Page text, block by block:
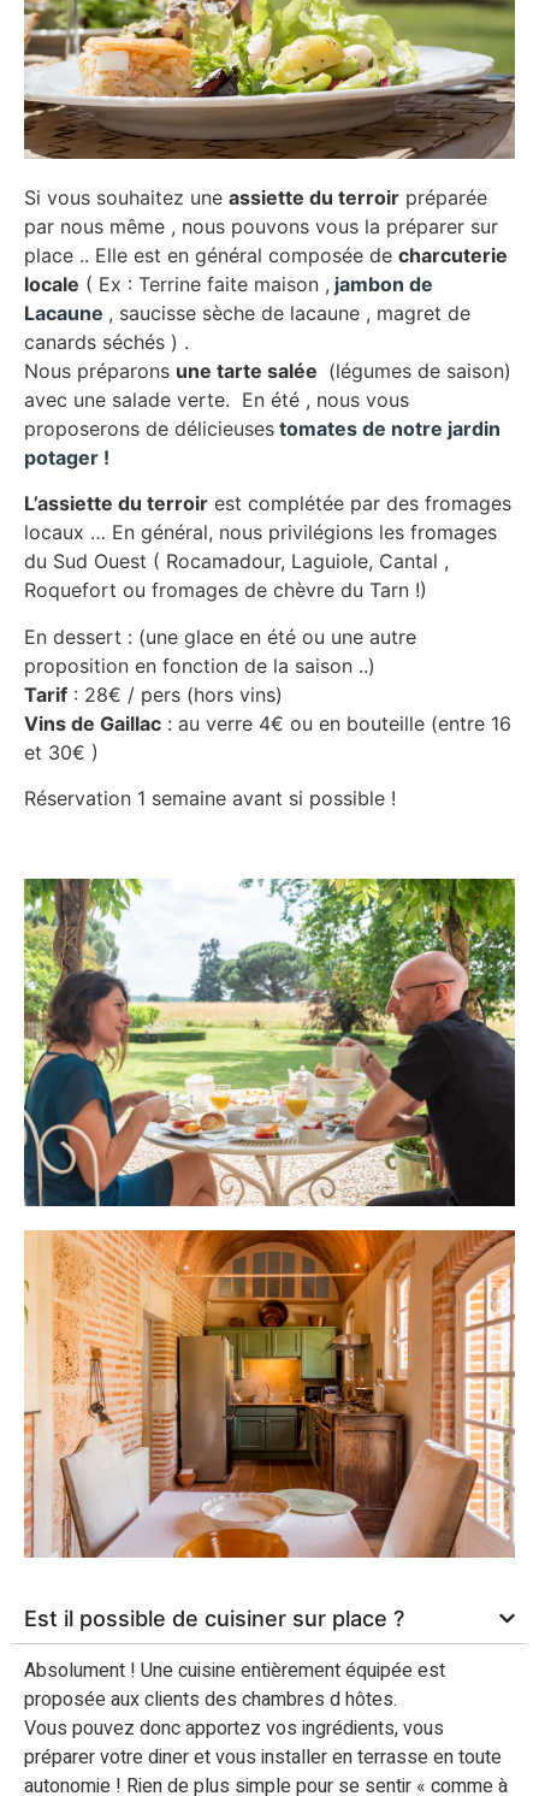
Si vous souhaitez une assiette du terroir préparée
par nous même , nous pouvons vous la préparer sur
place .. Elle est en général composée de charcuterie
locale ( Ex : Terrine faite maison , jambon de
Lacaune , saucisse sèche de lacaune , magret de
canards séchés ) .
Nous préparons une tarte salée (légumes de saison)
avec une salade verte. En été , nous vous
proposerons de délicieuses tomates de notre jardin
potager !
L’assiette du terroir est complétée par des fromages
locaux … En général, nous privilégions les fromages
du Sud Ouest ( Rocamadour, Laguiole, Cantal ,
Roquefort ou fromages de chèvre du Tarn !)
En dessert : (une glace en été ou une autre
proposition en fonction de la saison ..)
Tarif : 28€ / pers (hors vins)
Vins de Gaillac : au verre 4€ ou en bouteille (entre 16
et 30€ )
Réservation 1 semaine avant si possible !
Est il possible de cuisiner sur place ?
Absolument ! Une cuisine entièrement équipée est
proposée aux clients des chambres d hôtes.
Vous pouvez donc apportez vos ingrédients, vous
préparer votre diner et vous installer en terrasse en toute
autonomie ! Rien de plus simple pour se sentir « comme à